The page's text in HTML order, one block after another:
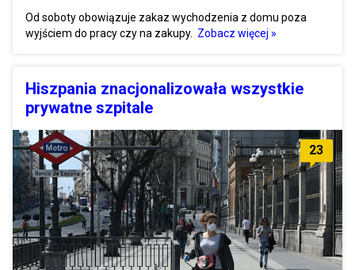
Od soboty obowiązuje zakaz wychodzenia z domu poza
wyjściem do pracy czy na zakupy. Zobacz więcej »
Hiszpania znacjonalizowała wszystkie
prywatne szpitale
23